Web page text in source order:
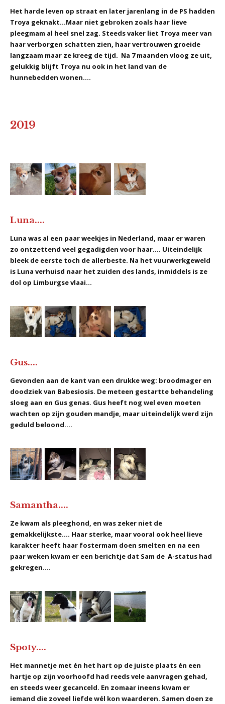
Het harde leven op straat en later jarenlang in de PS hadden
Troya geknakt...Maar niet gebroken zoals haar lieve
pleegmam al heel snel zag. Steeds vaker liet Troya meer van
haar verborgen schatten zien, haar vertrouwen groeide
langzaam maar ze kreeg de tijd. Na 7 maanden vloog ze uit,
gelukkig blijft Troya nu ook in het land van de
hunnebedden wonen....
2019
Luna....
Luna was al een paar weekjes in Nederland, maar er waren
zo ontzettend veel gegadigden voor haar.... Uiteindelijk
bleek de eerste toch de allerbeste. Na het vuurwerkgeweld
is Luna verhuisd naar het zuiden des lands, inmiddels is ze
dol op Limburgse vlaai...
Gus....
Gevonden aan de kant van een drukke weg: broodmager en
doodziek van Babesiosis. De meteen gestartte behandeling
sloeg aan en Gus genas. Gus heeft nog wel even moeten
wachten op zijn gouden mandje, maar uiteindelijk werd zijn
geduld beloond....
Samantha....
Ze kwam als pleeghond, en was zeker niet de
gemakkelijkste.... Haar sterke, maar vooral ook heel lieve
karakter heeft haar fostermam doen smelten en na een
paar weken kwam er een berichtje dat Sam de A-status had
gekregen....
Spoty....
Het mannetje met én het hart op de juiste plaats én een
hartje op zijn voorhoofd had reeds vele aanvragen gehad,
en steeds weer gecanceld. En zomaar ineens kwam er
iemand die zoveel liefde wél kon waarderen. Samen doen ze